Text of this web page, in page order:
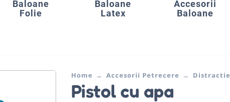
Baloane
Folie
Baloane
Latex
Accesorii
Baloane
Home Accesorii Petrecere Distractie
Pistol cu apa